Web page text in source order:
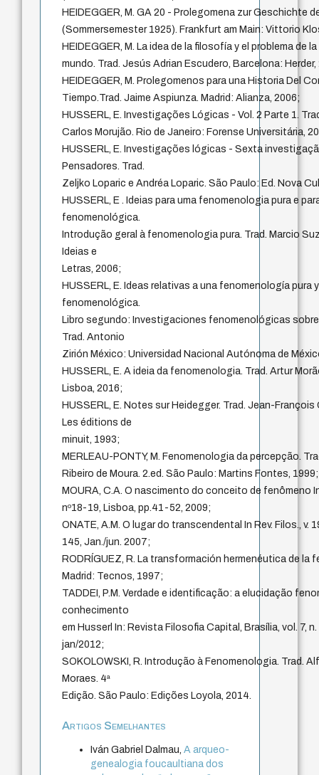
HEIDEGGER, M. GA 20 - Prolegomena zur Geschichte
(Sommersemester 1925). Frankfurt am Main: Vittorio
HEIDEGGER, M. La idea de la filosofía y el problema de
mundo. Trad. Jesús Adrian Escudero, Barcelona: Herder,
HEIDEGGER, M. Prolegomenos para una Historia Del
Tiempo.Trad. Jaime Aspiunza. Madrid: Alianza, 2006;
HUSSERL, E. Investigações Lógicas - Vol. 2 Parte 1.
Carlos Morujão. Rio de Janeiro: Forense Universitária,
HUSSERL, E. Investigações lógicas - Sexta
Pensadores. Trad.
Zeljko Loparic e Andréa Loparic. São Paulo: Ed. Nova
HUSSERL, E . Ideias para uma fenomenologia pura e
fenomenológica.
Introdução geral à fenomenologia pura. Trad. Marcio
Ideias e
Letras, 2006;
HUSSERL, E. Ideas relativas a una fenomenología pura
fenomenológica.
Libro segundo: Investigaciones fenomenológicas
Trad. Antonio
Zirión México: Universidad Nacional Autónoma de
HUSSERL, E. A ideia da fenomenologia. Trad. Artur
Lisboa, 2016;
HUSSERL, E. Notes sur Heidegger. Trad. Jean-François
Les éditions de
minuit, 1993;
MERLEAU-PONTY, M. Fenomenologia da percepção.
Ribeiro de Moura. 2.ed. São Paulo: Martins Fontes, 1999;
MOURA, C.A. O nascimento do conceito de fenômeno
nº18-19, Lisboa, pp.41-52, 2009;
ONATE, A.M. O lugar do transcendental In Rev. Filos., v.
145, Jan./jun. 2007;
RODRÍGUEZ, R. La transformación hermenéutica de la
Madrid: Tecnos, 1997;
TADDEI, P.M. Verdade e identificação: a elucidação
conhecimento
em Husserl In: Revista Filosofia Capital, Brasília, vol. 7,
jan/2012;
SOKOLOWSKI, R. Introdução à Fenomenologia. Trad.
Moraes. 4ª
Edição. São Paulo: Edições Loyola, 2014.
Artigos Semelhantes
Iván Gabriel Dalmau,A arqueo-
genealogia foucaultiana dos